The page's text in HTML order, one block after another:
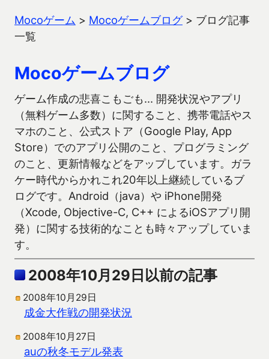
Mocoゲーム > Mocoゲームブログ> ブログ記事
一覧
Mocoゲームブログ
ゲーム作成の悲喜こもごも… 開発状況やアプリ
（無料ゲーム多数）に関すること、携帯電話やス
マホのこと、公式ストア（Google Play, App
Store）でのアプリ公開のこと、プログラミング
のこと、更新情報などをアップしています。ガラ
ケー時代からかれこれ20年以上継続しているブ
ログです。Android（java）や iPhone開発
（Xcode, Objective-C, C++ によるiOSアプリ開
発）に関する技術的なことも時々アップしていま
す。
2008年10月29日以前の記事
2008年10月29日
成金大作戦の開発状況
2008年10月27日
auの秋冬モデル発表